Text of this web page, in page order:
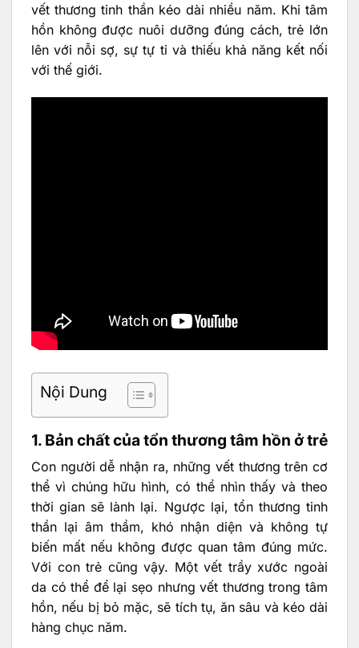
vết thương tinh thần kéo dài nhiều năm. Khi tâm
hồn không được nuôi dưỡng đúng cách, trẻ lớn
lên với nỗi sợ, sự tự ti và thiếu khả năng kết nối
với thế giới.
Nội Dung
1. Bản chất của tổn thương tâm hồn ở trẻ
Con người dễ nhận ra, những vết thương trên cơ
thể vì chúng hữu hình, có thể nhìn thấy và theo
thời gian sẽ lành lại. Ngược lại, tổn thương tinh
thần lại âm thầm, khó nhận diện và không tự
biến mất nếu không được quan tâm đúng mức.
Với con trẻ cũng vậy. Một vết trầy xước ngoài
da có thể để lại sẹo nhưng vết thương trong tâm
hồn, nếu bị bỏ mặc, sẽ tích tụ, ăn sâu và kéo dài
hàng chục năm.